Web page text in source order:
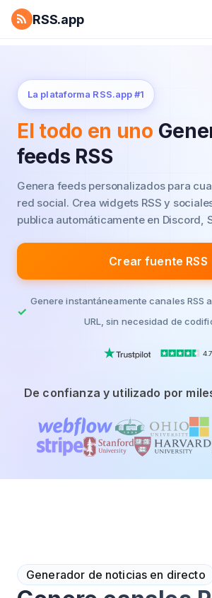
RSS.app
La plataforma RSS.app #1
El todo en uno
feeds RSS
Genera feeds personalizados para
red social. Crea widgets RSS y
publica automáticamente en Discord,
Crear fuente RSS
Genere instantáneamente canales RSS
URL, sin necesidad de
4.7
De confianza y utilizado por
Generador de noticias en directo